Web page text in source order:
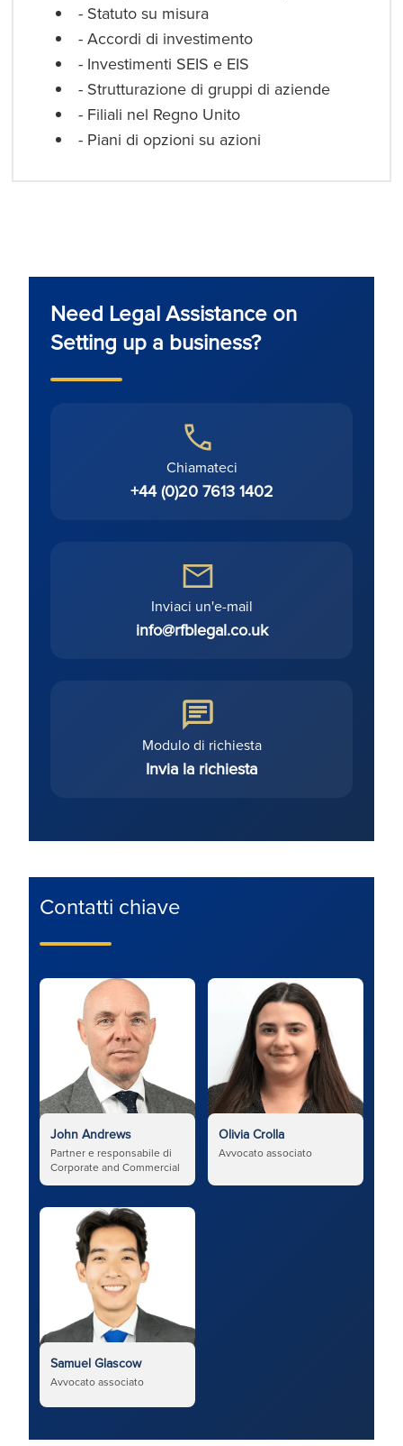
- Statuto su misura
- Accordi di investimento
- Investimenti SEIS e EIS
- Strutturazione di gruppi di aziende
- Filiali nel Regno Unito
- Piani di opzioni su azioni
Need Legal Assistance on
Setting up a business?
Chiamateci
+44 (0)20 7613 1402
Inviaci un'e-mail
info@rfblegal.co.uk
Modulo di richiesta
Invia la richiesta
Contatti chiave
John Andrews
Partner e responsabile di
Corporate and Commercial
Olivia Crolla
Avvocato associato
Samuel Glascow
Avvocato associato